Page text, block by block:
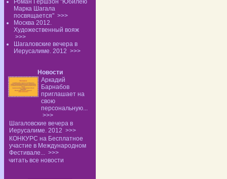
Роман Гершзон "Юбилею
Марка Шагала
посвящается" >>>
Москва 2012.
Художественный вояж
>>>
Шагаловские вечера в
Иерусалиме. 2012 >>>
Новости
Аркадий
Барнабов
приглашает на
свою
персональную...
>>>
Шагаловские вечера в
Иерусалиме. 2012 >>>
КОНКУРС на Бесплатное
участие в Международном
Фестивале... >>>
читать все новости